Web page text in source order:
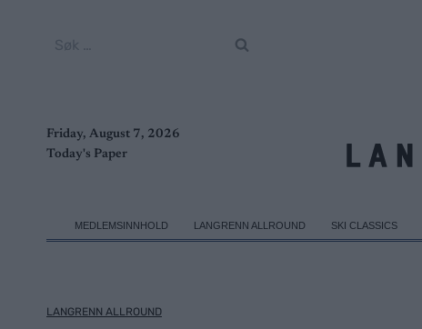
Friday, August 7, 2026
Today's Paper
MEDLEMSINNHOLD LANGRENN ALLROUND SKI CLASSICS
LANGRENN ALLROUND